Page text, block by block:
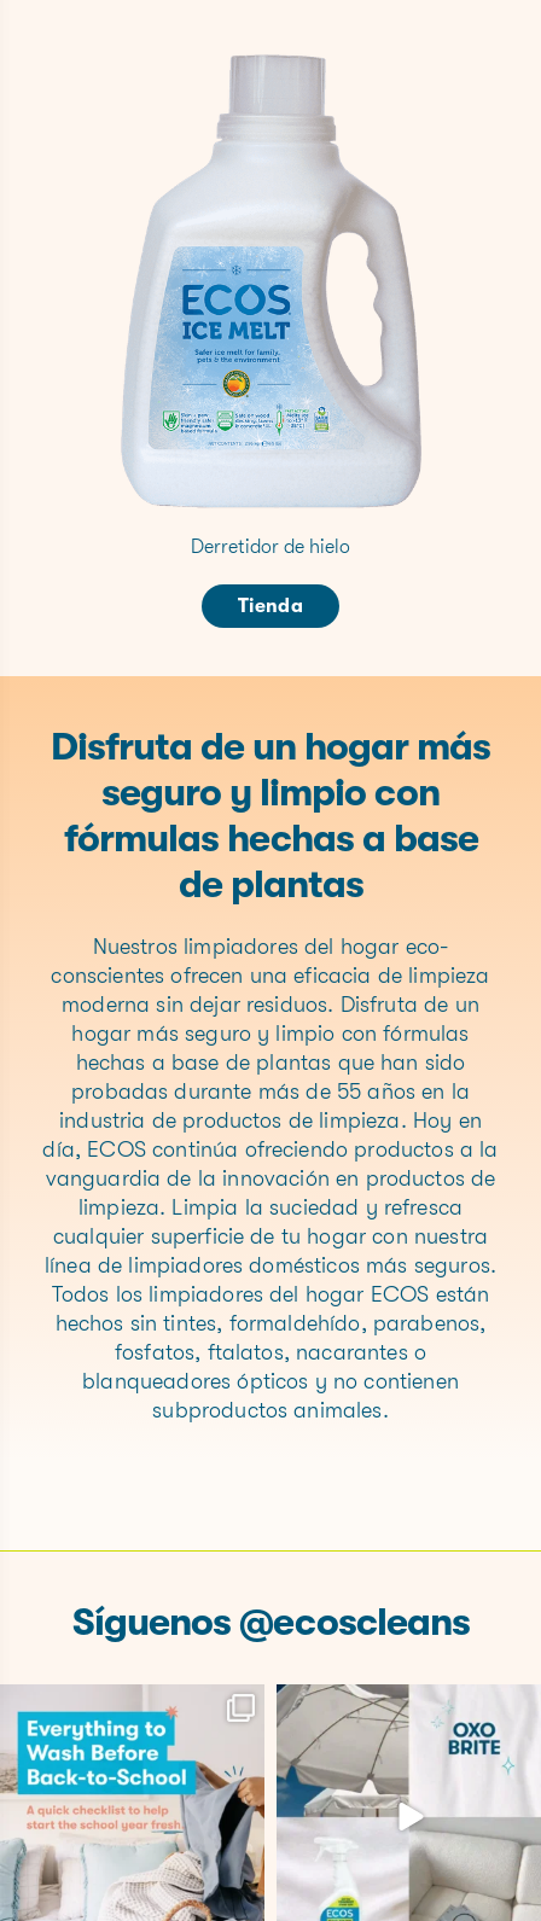
Derretidor de hielo
Tienda
Disfruta de un hogar más
seguro y limpio con
fórmulas hechas a base
de plantas
Nuestros limpiadores del hogar eco-
conscientes ofrecen una eficacia de limpieza
moderna sin dejar residuos. Disfruta de un
hogar más seguro y limpio con fórmulas
hechas a base de plantas que han sido
probadas durante más de 55 años en la
industria de productos de limpieza. Hoy en
día, ECOS continúa ofreciendo productos a la
vanguardia de la innovación en productos de
limpieza. Limpia la suciedad y refresca
cualquier superficie de tu hogar con nuestra
línea de limpiadores domésticos más seguros.
Todos los limpiadores del hogar ECOS están
hechos sin tintes, formaldehído, parabenos,
fosfatos, ftalatos, nacarantes o
blanqueadores ópticos y no contienen
subproductos animales.
Síguenos @ecoscleans
Back-to-school prep
doesn`t stop at school
13 0
Say hello to our newest
laundry hack, the Oxo
20